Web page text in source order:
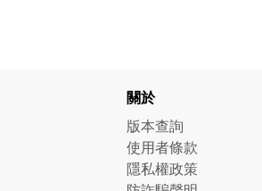
關於
版本查詢
使用者條款
隱私權政策